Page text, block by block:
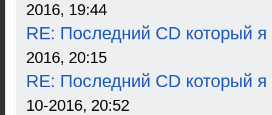
2016, 19:44
RE: Последний CD который я
2016, 20:15
RE: Последний CD который я
10-2016, 20:52